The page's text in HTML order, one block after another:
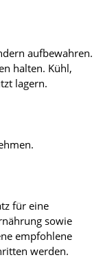
aufbewahren.
halten. Kühl,
lagern.
für eine
sowie
empfohlene
werden.